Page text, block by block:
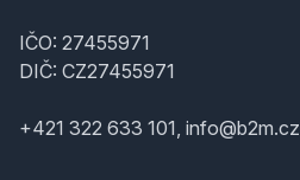
IČO: 27455971
DIČ: CZ27455971
+421 322 633 101, info@b2m.cz